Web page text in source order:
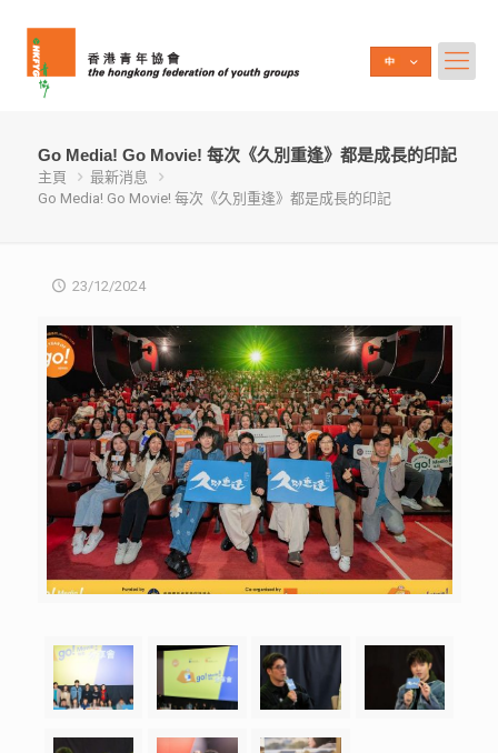
Go Media! Go Movie! 每次《久別重逢》都是成長的印記
主頁
最新消息
Go Media! Go Movie! 每次《久別重逢》都是成長的印記
23/12/2024